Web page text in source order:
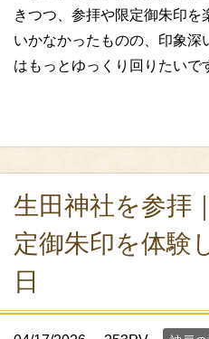
きつつ、参拝や限定御朱印
いかなかったものの、印象深
はもっとゆっくり回りたいで
生田神社を参拝
定御朱印を体験
日